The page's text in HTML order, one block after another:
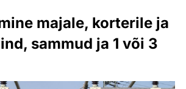
majale, korterile ja
sammud ja 1 või 3